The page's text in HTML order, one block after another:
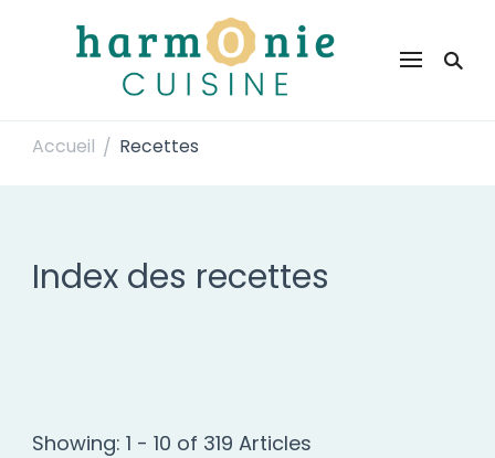
Harmonie Cuisine
Accueil / Recettes
Index des recettes
Showing: 1 - 10 of 319 Articles